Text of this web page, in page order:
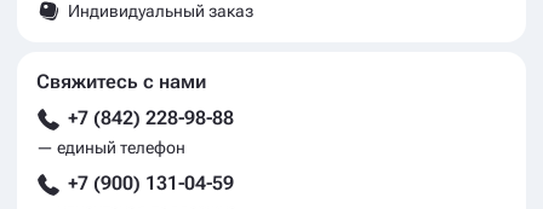
Индивидуальный заказ
Свяжитесь с нами
+7 (842) 228-98-88
— единый телефон
+7 (900) 131-04-59